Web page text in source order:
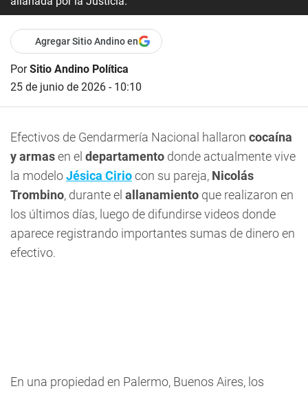
Agregar Sitio Andino en
PorSitio Andino Política
25 de junio de 2026 - 10:10
Efectivos de Gendarmería Nacional hallaron cocaína
y armasen el departamento donde actualmente vive
la modeloJésica Ciriocon su pareja, Nicolás
Trombino, durante el allanamiento que realizaron en
los últimos días, luego de difundirse videos donde
aparece registrando importantes sumas de dinero en
efectivo.
En una propiedad en Palermo, Buenos Aires, los